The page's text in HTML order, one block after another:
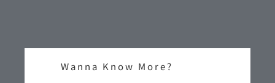
Wanna Know More?